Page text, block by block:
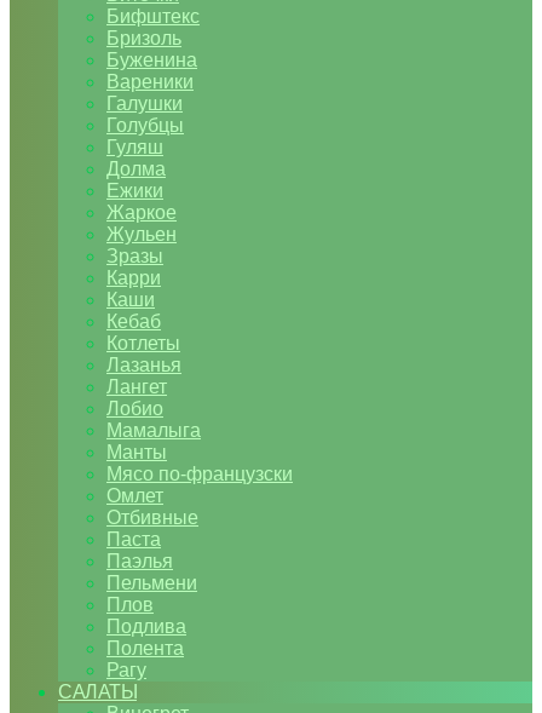
Бифштекс
Бризоль
Буженина
Вареники
Галушки
Голубцы
Гуляш
Долма
Ежики
Жаркое
Жульен
Зразы
Карри
Каши
Кебаб
Котлеты
Лазанья
Лангет
Лобио
Мамалыга
Манты
Мясо по-французски
Омлет
Отбивные
Паста
Паэлья
Пельмени
Плов
Подлива
Полента
Рагу
САЛАТЫ